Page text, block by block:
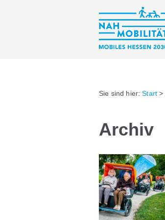
Sie sind hier:Start >
Archiv